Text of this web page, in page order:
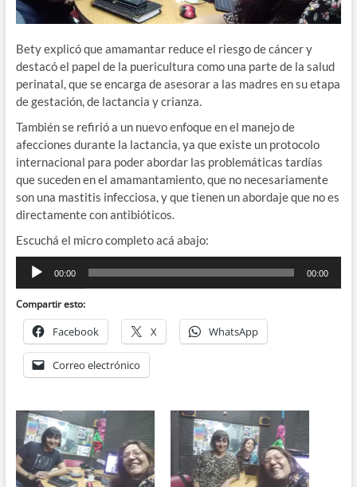
Bety explicó que amamantar reduce el riesgo de cáncer y
destacó el papel de la puericultura como una partede la salud
perinatal,queseencarga deasesorara las madres ensuetapa
degestación,de lactancia ycrianza.
También se refirió a un nuevo enfoque en el manejo de
afecciones durante la lactancia, ya que existe un protocolo
internacional para poderabordar las problemáticas tardías
quesucedenenel amamantamiento,que no necesariamente
son una mastitis infecciosa,yquetienen unabordajeque noes
directamenteconantibióticos.
Escuchá el micro completo acá abajo:
Reproductor
audio
00:00 00:00
Compartir esto:
Facebook X WhatsApp
Correo electrónico